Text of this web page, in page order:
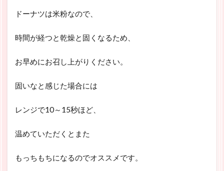
ドーナツは米粉なので、
時間が経つと乾燥と固くなるため、
お早めにお召し上がりください。
固いなと感じた場合には
レンジで10～15秒ほど、
温めていただくとまた
もっちもちになるのでオススメです。